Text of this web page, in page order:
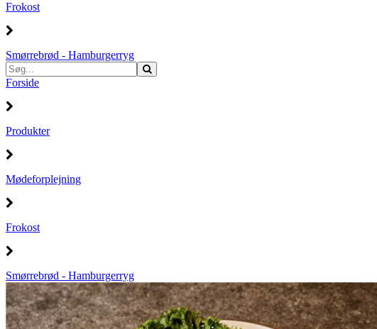
Frokost
Smørrebrød - Hamburgerryg
Forside
Produkter
Mødeforplejning
Frokost
Smørrebrød - Hamburgerryg